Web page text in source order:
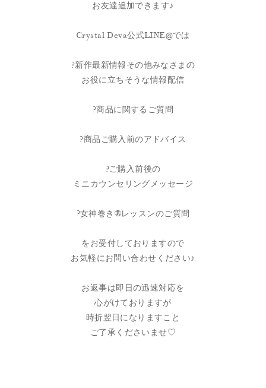
お友達追加できます♪
Crystal Deva公式LINE@では
?新作最新情報その他みなさまの
お役に立ちそうな情報配信
?商品に関するご質問
?商品ご購入前のアドバイス
?ご購入前後の
ミニカウンセリングメッセージ
?女神巻き®︎レッスンのご質問
をお受付しておりますので
お気軽にお問い合わせください♪
お返事は即日の迅速対応を
心がけておりますが
時折翌日になりますこと
ご了承くださいませ♡